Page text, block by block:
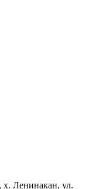
х. Ленинакан, ул.